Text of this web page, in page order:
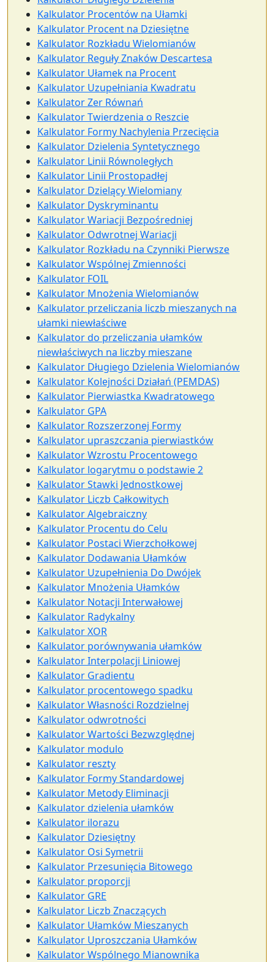
Kalkulator Procentów na Ułamki
Kalkulator Procent na Dziesiętne
Kalkulator Rozkładu Wielomianów
Kalkulator Reguły Znaków Descartesa
Kalkulator Ułamek na Procent
Kalkulator Uzupełniania Kwadratu
Kalkulator Zer Równań
Kalkulator Twierdzenia o Reszcie
Kalkulator Formy Nachylenia Przecięcia
Kalkulator Dzielenia Syntetycznego
Kalkulator Linii Równoległych
Kalkulator Linii Prostopadłej
Kalkulator Dzielący Wielomiany
Kalkulator Dyskryminantu
Kalkulator Wariacji Bezpośredniej
Kalkulator Odwrotnej Wariacji
Kalkulator Rozkładu na Czynniki Pierwsze
Kalkulator Wspólnej Zmienności
Kalkulator FOIL
Kalkulator Mnożenia Wielomianów
Kalkulator przeliczania liczb mieszanych na
ułamki niewłaściwe
Kalkulator do przeliczania ułamków
niewłaściwych na liczby mieszane
Kalkulator Długiego Dzielenia Wielomianów
Kalkulator Kolejności Działań (PEMDAS)
Kalkulator Pierwiastka Kwadratowego
Kalkulator GPA
Kalkulator Rozszerzonej Formy
Kalkulator upraszczania pierwiastków
Kalkulator Wzrostu Procentowego
Kalkulator logarytmu o podstawie 2
Kalkulator Stawki Jednostkowej
Kalkulator Liczb Całkowitych
Kalkulator Algebraiczny
Kalkulator Procentu do Celu
Kalkulator Postaci Wierzchołkowej
Kalkulator Dodawania Ułamków
Kalkulator Uzupełnienia Do Dwójek
Kalkulator Mnożenia Ułamków
Kalkulator Notacji Interwałowej
Kalkulator Radykalny
Kalkulator XOR
Kalkulator porównywania ułamków
Kalkulator Interpolacji Liniowej
Kalkulator Gradientu
Kalkulator procentowego spadku
Kalkulator Własności Rozdzielnej
Kalkulator odwrotności
Kalkulator Wartości Bezwzględnej
Kalkulator modulo
Kalkulator reszty
Kalkulator Formy Standardowej
Kalkulator Metody Eliminacji
Kalkulator dzielenia ułamków
Kalkulator ilorazu
Kalkulator Dziesiętny
Kalkulator Osi Symetrii
Kalkulator Przesunięcia Bitowego
Kalkulator proporcji
Kalkulator GRE
Kalkulator Liczb Znaczących
Kalkulator Ułamków Mieszanych
Kalkulator Uproszczania Ułamków
Kalkulator Wspólnego Mianownika